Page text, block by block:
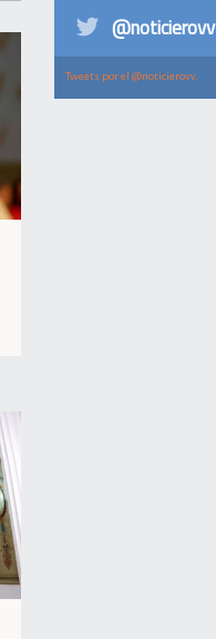
@noticierovv
Tweets por el @noticierovv.